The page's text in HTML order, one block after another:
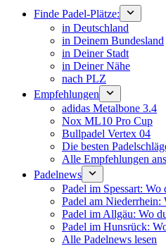
Finde Padel-Plätze:
in Deutschland
in Deinem Bundesland
in Deiner Stadt
in Deiner Nähe
nach PLZ
Empfehlungen
adidas Metalbone 3.4
Nox ML10 Pro Cup
Bullpadel Vertex 04
Die besten
Alle Empfehlungen
Padelnews
Padel im Spessart: Wo
Padel am Niederrhein:
Padel im Allgäu: Wo
Padel im Hunsrück:
Alle Padelnews lesen